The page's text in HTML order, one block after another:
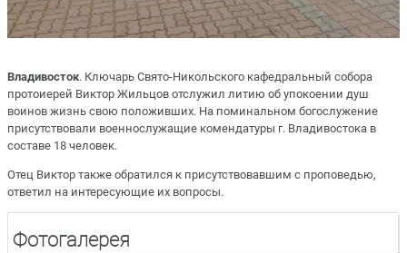
Владивосток. Ключарь Свято-Никольского кафедральный собора
протоиерей Виктор Жильцов отслужил литию об упокоении душ
воинов жизнь свою положивших. На поминальном богослужение
присутствовали военнослужащие комендатуры г. Владивостока в
составе 18 человек.
Отец Виктор также обратился к присутствовавшим с проповедью,
ответил на интересующие их вопросы.
Фотогалерея